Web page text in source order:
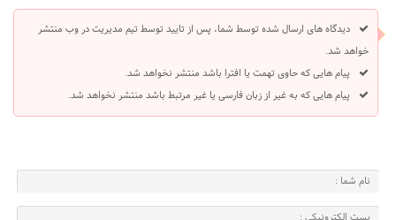
دیدگاه های ارسال شده توسط شما، پس از تایید توسط تیم مدیریت در وب منتشر
خواهد شد.
پیام هایی که حاوی تهمت یا افترا باشد منتشر نخواهد شد.
پیام هایی که به غیر از زبان فارسی یا غیر مرتبط باشد منتشر نخواهد شد.